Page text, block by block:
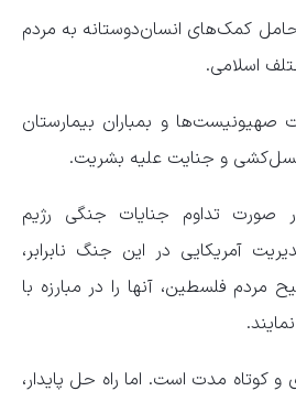
کمک‌های انسان‌دوستانه به مردم
اسلامی.
صهیونیست‌ها و بمباران بیمارستان
نسل‌کشی و جنایت علیه بشریت.
صورت تداوم جنایات جنگی رژیم
آمریکایی در این جنگ نابرابر،
مردم فلسطین، آنها را در مبارزه با
و کوتاه مدت است. اما راه حل پایدار،